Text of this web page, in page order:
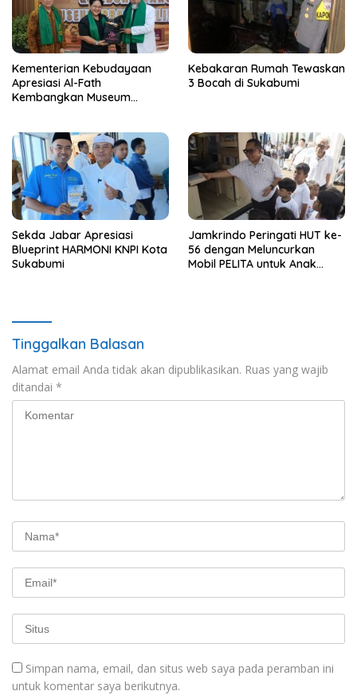
Kementerian Kebudayaan
Apresiasi Al-Fath
Kembangkan Museum
Kebakaran Rumah Tewaskan
3 Bocah di Sukabumi
Sekda Jabar Apresiasi
Blueprint HARMONI KNPI Kota
Sukabumi
Jamkrindo Peringati HUT ke-
56 dengan Meluncurkan
Mobil PELITA untuk Anak
Tinggalkan Balasan
Alamat email Anda tidak akan dipublikasikan. Ruas yang wajib
ditandai *
Simpan nama, email, dan situs web saya pada peramban ini
untuk komentar saya berikutnya.